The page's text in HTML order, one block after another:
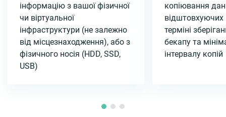
інформацію з вашої фізичної
чи віртуальної
інфраструктури (не залежно
від місцезнаходження), або з
фізичного носія (HDD, SSD,
USB)
копіювання
відштовхуючих
терміні
бекапу та
інтервалу копій